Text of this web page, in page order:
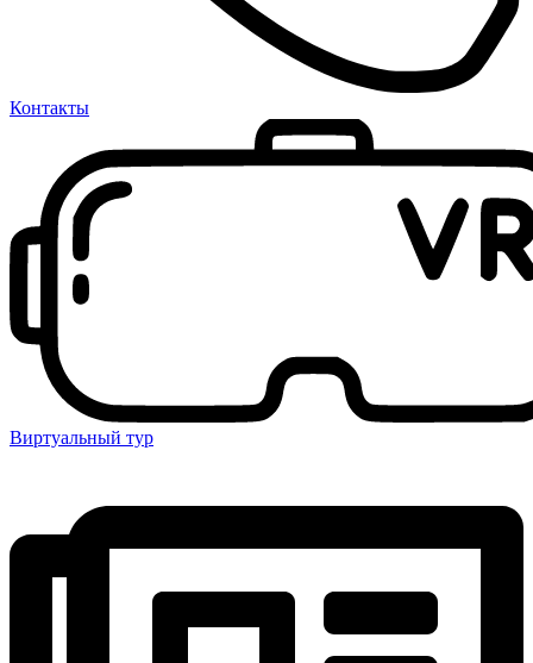
Контакты
Виртуальный тур